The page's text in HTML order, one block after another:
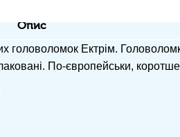
Опис
головоломок Ектрім.
По-європейськи,